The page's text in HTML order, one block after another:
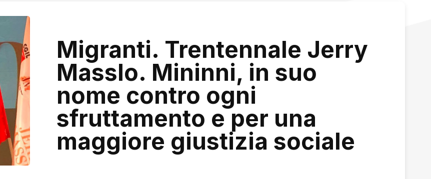
Migranti. Trentennale Jerry
Masslo. Mininni, in suo
nome contro ogni
sfruttamento e per una
maggiore giustizia sociale